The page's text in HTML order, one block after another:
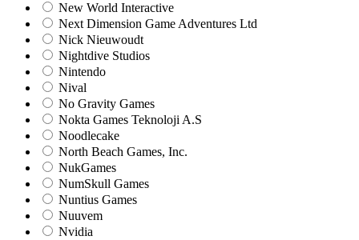
New World Interactive
Next Dimension Game Adventures Ltd
Nick Nieuwoudt
Nightdive Studios
Nintendo
Nival
No Gravity Games
Nokta Games Teknoloji A.S
Noodlecake
North Beach Games, Inc.
NukGames
NumSkull Games
Nuntius Games
Nuuvem
Nvidia